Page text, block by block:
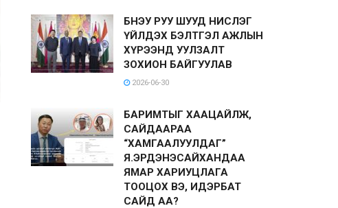
БНЭУ РУУ ШУУД НИСЛЭГ
ҮЙЛДЭХ БЭЛТГЭЛ АЖЛЫН
ХҮРЭЭНД УУЛЗАЛТ
ЗОХИОН БАЙГУУЛАВ
2026-06-30
БАРИМТЫГ ХААЦАЙЛЖ,
САЙДААРАА
“ХАМГААЛУУЛДАГ”
Я.ЭРДЭНЭСАЙХАНДАА
ЯМАР ХАРИУЦЛАГА
ТООЦОХ ВЭ, ИДЭРБАТ
САЙД АА?